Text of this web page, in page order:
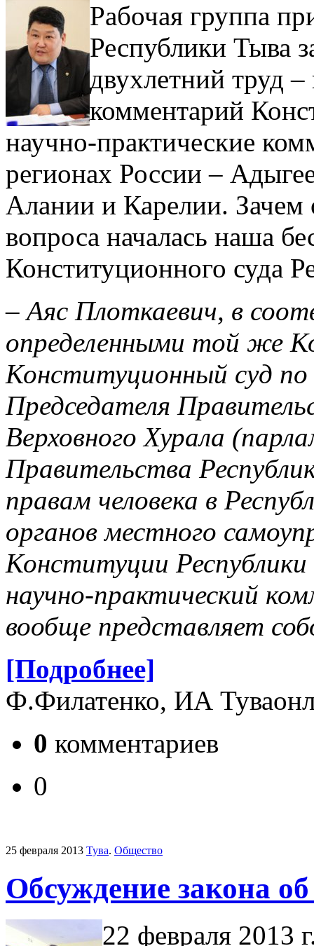
Рабочая группа
Республики Тыва
двухлетний труд
комментарий
научно-практические
регионах России –
Алании и Карелии. Зачем
вопроса началась наша
Конституционного суда
– Аяс Плоткаевич, в
определенными той же
Конституционный суд по
Председателя
Верховного Хурала
Правительства
правам человека в
органов местного
Конституции
научно-практический
вообще представляет
[Подробнее]
Ф.Филатенко, ИА
0 комментариев
0
25 февраля 2013 Тува. Общество
Обсуждение закона
22 февраля 2013